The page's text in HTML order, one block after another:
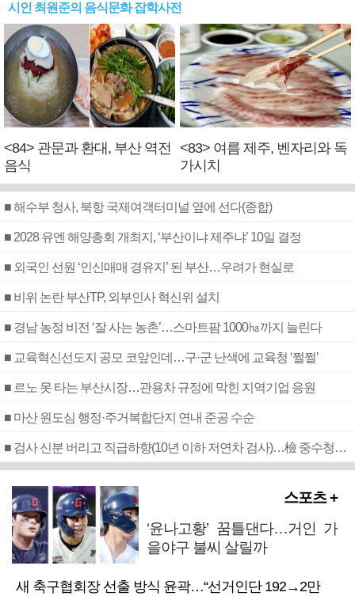
시인 최원준의 음식문화 잡학사전
<84> 관문과 환대, 부산 역전
음식
<83> 여름 제주, 벤자리와 독
가시치
■ 해수부 청사, 북항 국제여객터미널 옆에 선다(종합)
■ 2028 유엔 해양총회 개최지, ‘부산이냐 제주냐’ 10일 결정
■ 외국인 선원 ‘인신매매 경유지’ 된 부산…우려가 현실로
■ 비위 논란 부산TP, 외부인사 혁신위 설치
■ 경남 농정 비전 ‘잘 사는 농촌’…스마트팜 1000㏊까지 늘린다
■ 교육혁신선도지 공모 코앞인데…구·군 난색에 교육청 ‘쩔쩔’
■ 르노 못 타는 부산시장…관용차 규정에 막힌 지역기업 응원
■ 마산 원도심 행정·주거복합단지 연내 준공 수순
■ 검사 신분 버리고 직급하향(10년 이하 저연차 검사)…檢 중수청행 기피
스포츠 +
‘윤나고황’ 꿈틀댄다…거인 가
을야구 불씨 살릴까
새 축구협회장 선출 방식 윤곽…“선거인단 192→2만